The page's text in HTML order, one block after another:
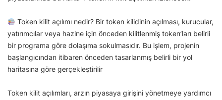
Token kilit açılımı nedir? Bir token kilidinin açılması, kurucular,
yatırımcılar veya hazine için önceden kilitlenmiş token’ları belirli
bir programa göre dolaşıma sokulmasıdır. Bu işlem, projenin
başlangıcından itibaren önceden tasarlanmış belirli bir yol
haritasına göre gerçekleştirilir
Token kilit açılımları, arzın piyasaya girişini yönetmeye yardımcı